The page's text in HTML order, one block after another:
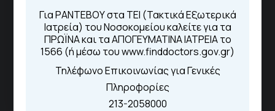
Για ΡΑΝΤΕΒΟΥ στα ΤΕΙ (Τακτικά Εξωτερικά
Ιατρεία) του Νοσοκομείου καλείτε για τα
ΠΡΩΪΝΑ και τα ΑΠΟΓΕΥΜΑΤΙΝΑ ΙΑΤΡΕΙΑ το
1566 (ή μέσω του www.finddoctors.gov.gr)
Τηλέφωνο Επικοινωνίας για Γενικές
Πληροφορίες
213-2058000
Καλώντας στην φωνητική πύλη του
1566
Μέσω της εφαρμογής "MyHealth
App"
ΓΝΑ Νοσοκομείο Σισμανόγλειο - Αμαλία Φλέμιγκ